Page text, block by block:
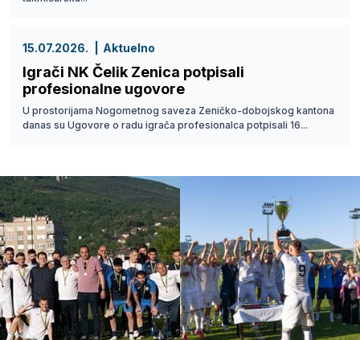
15.07.2026. Aktuelno
Igrači NK Čelik Zenica potpisali
profesionalne ugovore
U prostorijama Nogometnog saveza Zeničko-dobojskog kantona
danas su Ugovore o radu igrača profesionalca potpisali 16...